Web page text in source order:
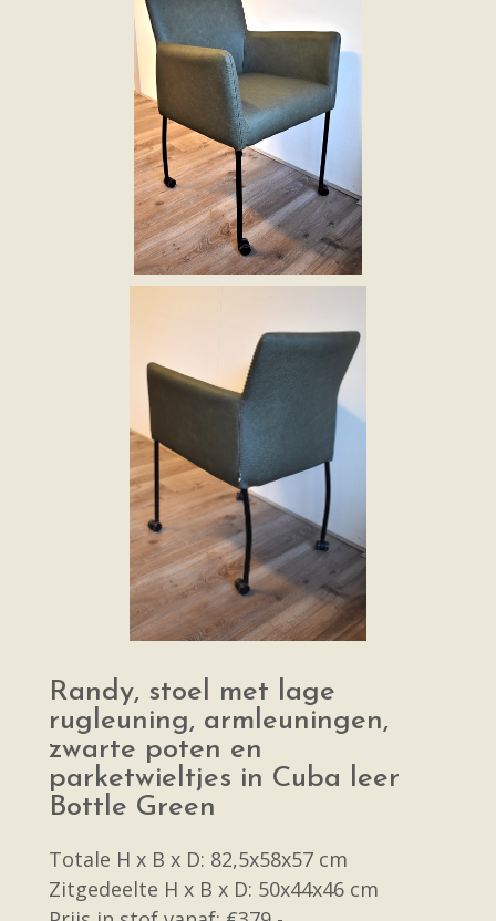
Randy, stoel met lage
rugleuning, armleuningen,
zwarte poten en
parketwieltjes in Cuba leer
Bottle Green
Totale H x B x D: 82,5x58x57 cm
Zitgedeelte H x B x D: 50x44x46 cm